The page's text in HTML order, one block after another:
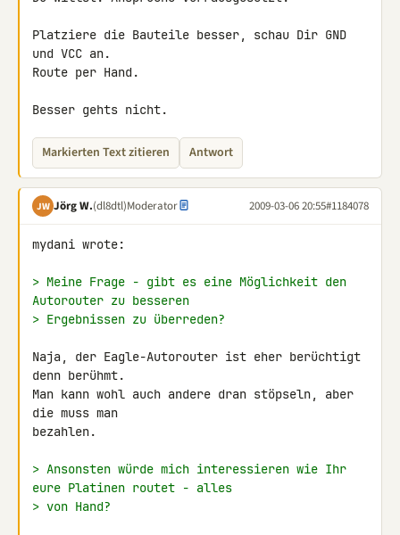
Platziere die Bauteile besser, schau Dir GND
und VCC an.
Route per Hand.
Besser gehts nicht.
Markierten Text zitieren Antwort
JW Jörg W.(dl8dtl)Moderator 2009-03-06 20:55#1184078
mydani wrote:
> Meine Frage - gibt es eine Möglichkeit den
Autorouter zu besseren
> Ergebnissen zu überreden?
Naja, der Eagle-Autorouter ist eher berüchtigt
denn berühmt.
Man kann wohl auch andere dran stöpseln, aber
die muss man
bezahlen.
> Ansonsten würde mich interessieren wie Ihr
eure Platinen routet - alles
> von Hand?